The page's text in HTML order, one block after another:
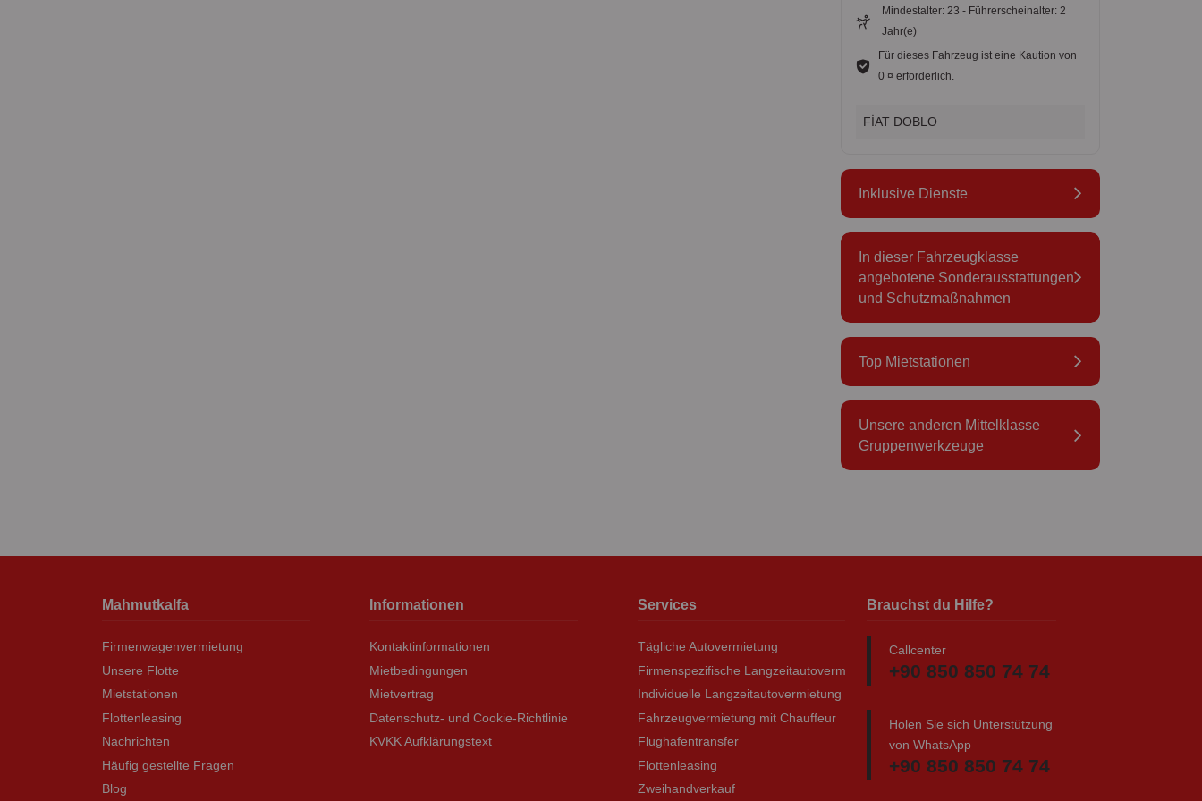
Mindestalter: 23 - Führerscheinalter: 2
Jahr(e)
Für dieses Fahrzeug ist eine Kaution von
0 ¤ erforderlich.
FİAT DOBLO
Inklusive Dienste
In dieser Fahrzeugklasse
angebotene Sonderausstattungen
und Schutzmaßnahmen
Top Mietstationen
Unsere anderen Mittelklasse
Gruppenwerkzeuge
Mahmutkalfa
Firmenwagenvermietung
Unsere Flotte
Mietstationen
Flottenleasing
Nachrichten
Häufig gestellte Fragen
Blog
Informationen
Kontaktinformationen
Mietbedingungen
Mietvertrag
Datenschutz- und Cookie-Richtlinie
KVKK Aufklärungstext
Services
Tägliche Autovermietung
Firmenspezifische Langzeitautovermietung
Individuelle Langzeitautovermietung
Fahrzeugvermietung mit Chauffeur
Flughafentransfer
Flottenleasing
Zweihandverkauf
Brauchst du Hilfe?
Callcenter
+90 850 850 74 74
Holen Sie sich Unterstützung
von WhatsApp
+90 850 850 74 74